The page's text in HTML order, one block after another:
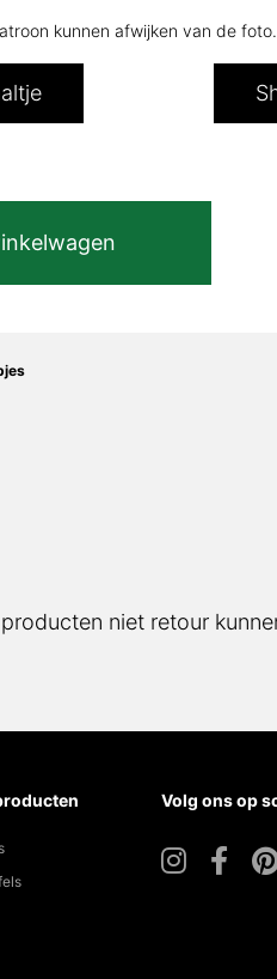
kunnen afwijken van de foto.
niet retour
Volg ons op